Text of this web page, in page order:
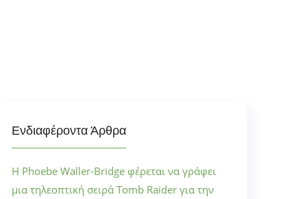
Ενδιαφέροντα Άρθρα
Η Phoebe Waller-Bridge φέρεται να γράφει
μια τηλεοπτική σειρά Tomb Raider για την